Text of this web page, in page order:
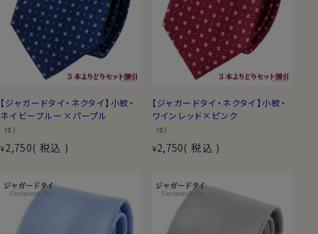
【ジャガードタイ・ネクタイ】小紋・
ネイビーブルー×パープル
（0）
¥2,750 税込
【ジャガードタイ・ネクタイ】小紋・
ワインレッド×ピンク
（0）
¥2,750 税込